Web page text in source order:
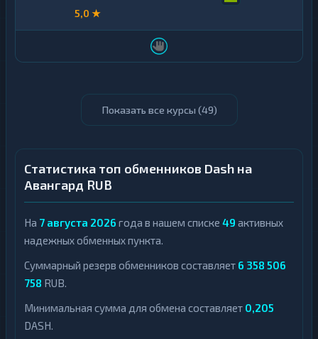
5,0 ★
Показать все курсы (49)
Статистика топ обменников Dash на
Авангард RUB
На 7 августа 2026 года в нашем списке 49 активных
надежных обменных пункта.
Суммарный резерв обменников составляет 6 358 506
758 RUB.
Минимальная сумма для обмена составляет 0,205
DASH.